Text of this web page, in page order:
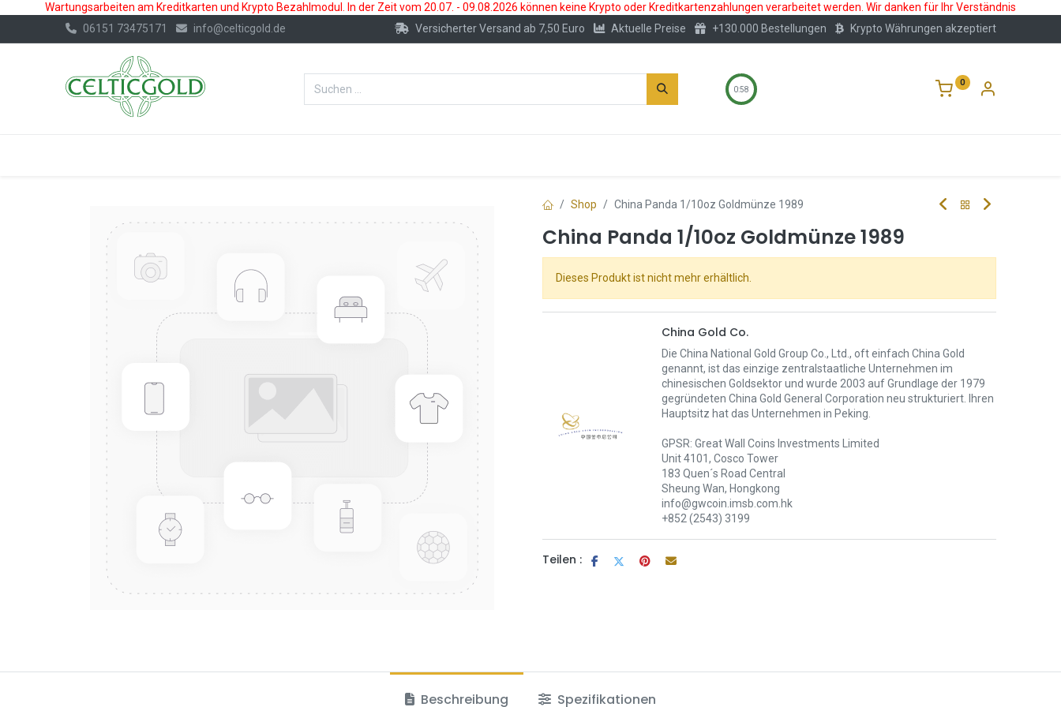
Wartungsarbeiten am Kreditkarten und Krypto Bezahlmodul. In der Zeit vom 20.07. - 09.08.2026 können keine Krypto oder Kreditkartenzahlungen verarbeitet werden. Wir danken für Ihr Verständnis
06151 73475171
info@celticgold.de Versicherter Versand ab 7,50 Euro Aktuelle Preise +130.000 Bestellungen Krypto Währungen akzeptiert
0:57
0
Shop China Panda 1/10oz Goldmünze 1989
China Panda 1/10oz Goldmünze 1989
Dieses Produkt ist nicht mehr erhältlich.
China Gold Co.
Die China National Gold Group Co., Ltd., oft einfach China Gold
genannt, ist das einzige zentralstaatliche Unternehmen im
chinesischen Goldsektor und wurde 2003 auf Grundlage der 1979
gegründeten China Gold General Corporation neu strukturiert. Ihren
Hauptsitz hat das Unternehmen in Peking.
GPSR: Great Wall Coins Investments Limited
Unit 4101, Cosco Tower
183 Quen´s Road Central
Sheung Wan, Hongkong
info@gwcoin.imsb.com.hk
+852 (2543) 3199
Teilen :
Beschreibung Spezifikationen